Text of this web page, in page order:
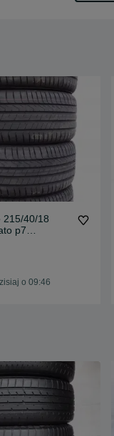
215/40/18
p7
nowe demo
o 09:46